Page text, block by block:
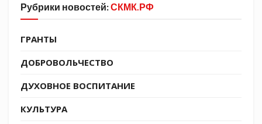
Рубрики новостей:СКМК.РФ
ГРАНТЫ
ДОБРОВОЛЬЧЕСТВО
ДУХОВНОЕ ВОСПИТАНИЕ
КУЛЬТУРА